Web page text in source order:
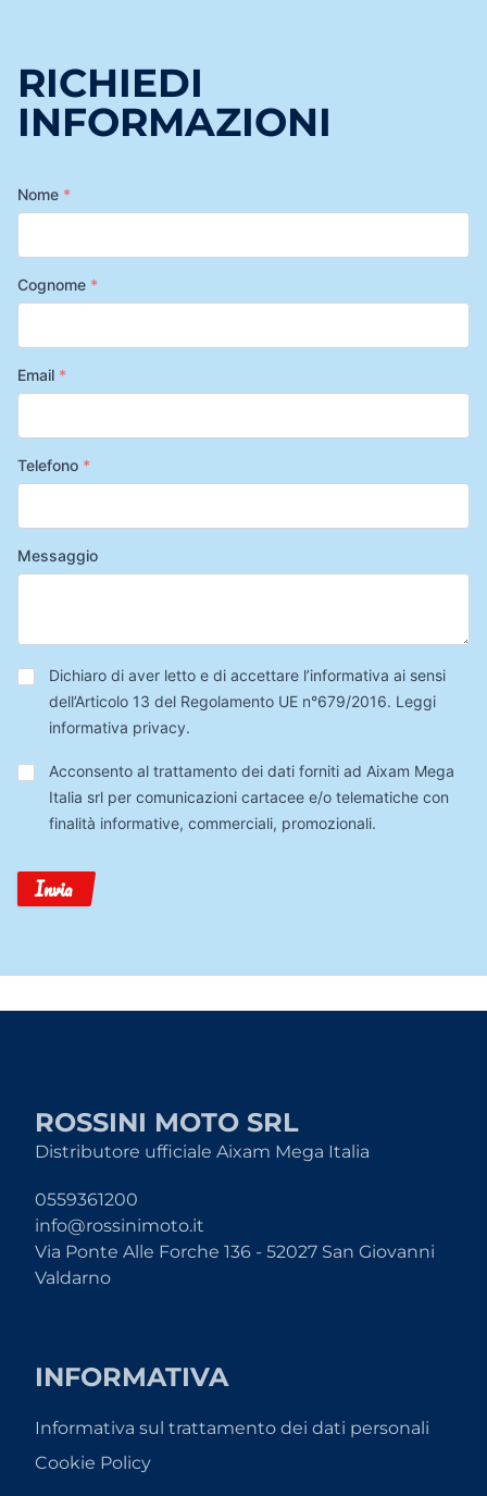
RICHIEDI
INFORMAZIONI
Nome *
Cognome *
Email *
Telefono *
Messaggio
Privacy*
Dichiaro di aver letto e di accettare l’informativa ai sensi
dell’Articolo 13 del Regolamento UE n°679/2016. Leggi
informativa privacy.
Trattamento
Dati
Acconsento al trattamento dei dati forniti ad Aixam Mega
Italia srl per comunicazioni cartacee e/o telematiche con
finalità informative, commerciali, promozionali.
Invia
ROSSINI MOTO SRL
Distributore ufficiale Aixam Mega Italia
0559361200
info@rossinimoto.it
Via Ponte Alle Forche 136 - 52027 San Giovanni
Valdarno
INFORMATIVA
Informativa sul trattamento dei dati personali
Cookie Policy